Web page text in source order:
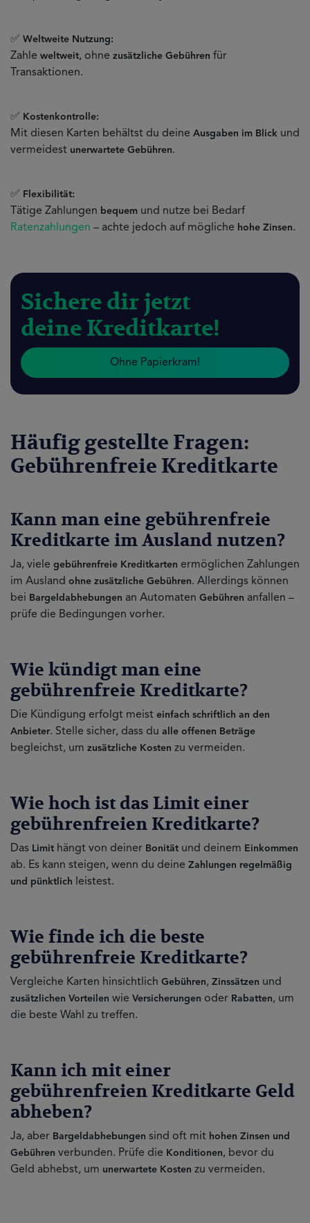
✅ Weltweite Nutzung:
Zahle weltweit, ohne zusätzliche Gebühren für
Transaktionen.
✅ Kostenkontrolle:
Mit diesen Karten behältst du deine Ausgaben im Blick und
vermeidest unerwartete Gebühren.
✅ Flexibilität:
Tätige Zahlungen bequem und nutze bei Bedarf
Ratenzahlungen – achte jedoch auf mögliche hohe Zinsen.
Sichere dir jetzt
deine Kreditkarte!
Ohne Papierkram!
Häufig gestellte Fragen:
Gebührenfreie Kreditkarte
Kann man eine gebührenfreie
Kreditkarte im Ausland nutzen?
Ja, viele gebührenfreie Kreditkarten ermöglichen Zahlungen
im Ausland ohne zusätzliche Gebühren. Allerdings können
bei Bargeldabhebungen an Automaten Gebühren anfallen –
prüfe die Bedingungen vorher.
Wie kündigt man eine
gebührenfreie Kreditkarte?
Die Kündigung erfolgt meist einfach schriftlich an den
Anbieter. Stelle sicher, dass du alle offenen Beträge
begleichst, um zusätzliche Kosten zu vermeiden.
Wie hoch ist das Limit einer
gebührenfreien Kreditkarte?
Das Limit hängt von deiner Bonität und deinem Einkommen
ab. Es kann steigen, wenn du deine Zahlungen regelmäßig
und pünktlich
leistest.
Wie finde ich die beste
gebührenfreie Kreditkarte?
Vergleiche Karten hinsichtlich Gebühren, Zinssätzen und
zusätzlichen Vorteilen wie Versicherungen oder Rabatten, um
die beste Wahl zu treffen.
Kann ich mit einer
gebührenfreien Kreditkarte Geld
abheben?
Ja, aber Bargeldabhebungen sind oft mit hohen Zinsen und
Gebühren verbunden. Prüfe die Konditionen, bevor du
Geld abhebst, um unerwartete Kosten zu vermeiden.